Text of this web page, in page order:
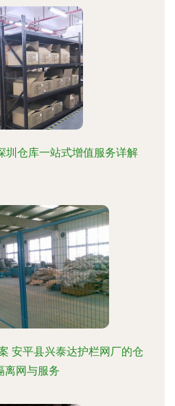
圳仓库一站式增值服务详解
安平县兴泰达护栏网厂的仓
离网与服务